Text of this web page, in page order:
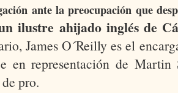
ante la preocupación que
ilustre ahijado inglés de
James O´Reilly es el
en representación de Martin
pro.